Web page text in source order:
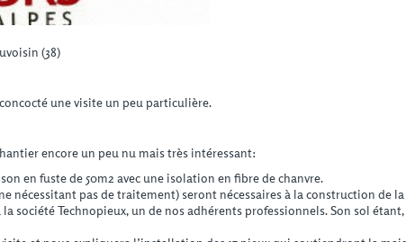
(38)
une visite un peu particulière.
encore un peu nu mais très intéressant:
en fuste de 50m2 avec une isolation en fibre de chanvre.
nécessitant pas de traitement) seront nécessaires à la construction de
société Technopieux, un de nos adhérents professionnels. Son sol